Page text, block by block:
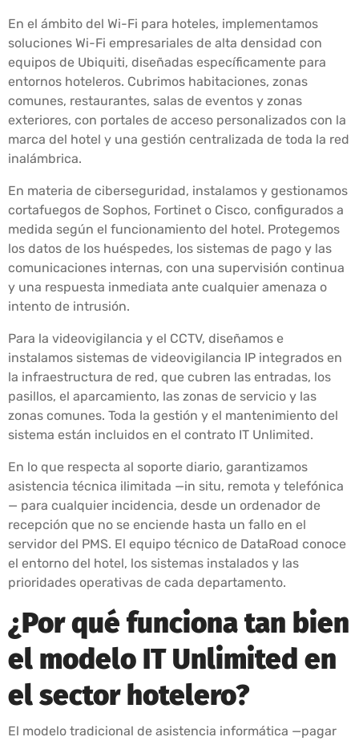
En el ámbito del Wi-Fi para hoteles, implementamos
soluciones Wi-Fi empresariales de alta densidad con
equipos de Ubiquiti, diseñadas específicamente para
entornos hoteleros. Cubrimos habitaciones, zonas
comunes, restaurantes, salas de eventos y zonas
exteriores, con portales de acceso personalizados con la
marca del hotel y una gestión centralizada de toda la red
inalámbrica.
En materia de ciberseguridad, instalamos y gestionamos
cortafuegos de Sophos, Fortinet o Cisco, configurados a
medida según el funcionamiento del hotel. Protegemos
los datos de los huéspedes, los sistemas de pago y las
comunicaciones internas, con una supervisión continua
y una respuesta inmediata ante cualquier amenaza o
intento de intrusión.
Para la videovigilancia y el CCTV, diseñamos e
instalamos sistemas de videovigilancia IP integrados en
la infraestructura de red, que cubren las entradas, los
pasillos, el aparcamiento, las zonas de servicio y las
zonas comunes. Toda la gestión y el mantenimiento del
sistema están incluidos en el contrato IT Unlimited.
En lo que respecta al soporte diario, garantizamos
asistencia técnica ilimitada —in situ, remota y telefónica
— para cualquier incidencia, desde un ordenador de
recepción que no se enciende hasta un fallo en el
servidor del PMS. El equipo técnico de DataRoad conoce
el entorno del hotel, los sistemas instalados y las
prioridades operativas de cada departamento.
¿Por qué funciona tan bien
el modelo IT Unlimited en
el sector hotelero?
El modelo tradicional de asistencia informática —pagar